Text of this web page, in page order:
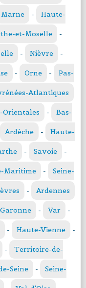
Marne - Haute-
et-Moselle -
- Nièvre -
- Orne - Pas-
Atlantiques
Orientales - Bas-
Ardèche - Haute-
- Savoie -
Maritime - Seine-
- Ardennes
- Var -
- Haute-Vienne -
- Territoire-de-
Seine - Seine-